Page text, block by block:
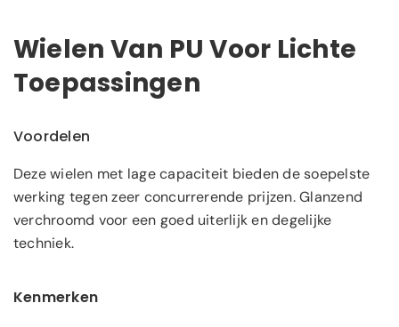
Wielen Van PU Voor Lichte
Toepassingen
Voordelen
Deze wielen met lage capaciteit bieden de soepelste
werking tegen zeer concurrerende prijzen. Glanzend
verchroomd voor een goed uiterlijk en degelijke
techniek.
Kenmerken